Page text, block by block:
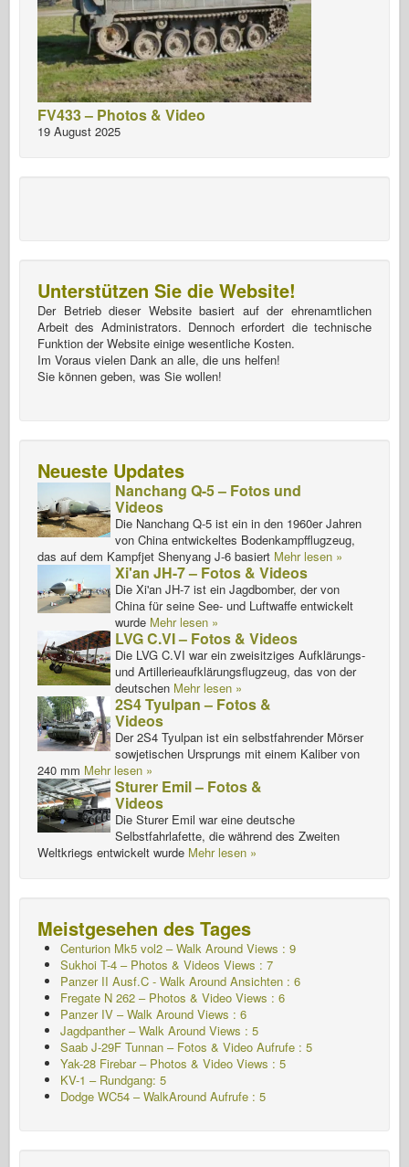
FV433 – Photos & Video
19 August 2025
Unterstützen Sie die Website!
Der Betrieb dieser Website basiert auf der ehrenamtlichen
Arbeit des Administrators. Dennoch erfordert die technische
Funktion der Website einige wesentliche Kosten.
Im Voraus vielen Dank an alle, die uns helfen!
Sie können geben, was Sie wollen!
Neueste Updates
Nanchang Q-5 – Fotos und
Videos
Die Nanchang Q-5 ist ein in den 1960er Jahren
von China entwickeltes Bodenkampfflugzeug,
das auf dem Kampfjet Shenyang J-6 basiert Mehr lesen »
Xi'an JH-7 – Fotos & Videos
Die Xi'an JH-7 ist ein Jagdbomber, der von
China für seine See- und Luftwaffe entwickelt
wurde Mehr lesen »
LVG C.VI – Fotos & Videos
Die LVG C.VI war ein zweisitziges Aufklärungs-
und Artillerieaufklärungsflugzeug, das von der
deutschen Mehr lesen »
2S4 Tyulpan – Fotos &
Videos
Der 2S4 Tyulpan ist ein selbstfahrender Mörser
sowjetischen Ursprungs mit einem Kaliber von
240 mm Mehr lesen »
Sturer Emil – Fotos &
Videos
Die Sturer Emil war eine deutsche
Selbstfahrlafette, die während des Zweiten
Weltkriegs entwickelt wurde Mehr lesen »
Meistgesehen des Tages
Centurion Mk5 vol2 – Walk Around Views : 9
Sukhoi T-4 – Photos & Videos Views : 7
Panzer II Ausf.C - Walk Around Ansichten : 6
Fregate N 262 – Photos & Video Views : 6
Panzer IV – Walk Around Views : 6
Jagdpanther – Walk Around Views : 5
Saab J-29F Tunnan – Fotos & Video Aufrufe : 5
Yak-28 Firebar – Photos & Video Views : 5
KV-1 – Rundgang: 5
Dodge WC54 – WalkAround Aufrufe : 5